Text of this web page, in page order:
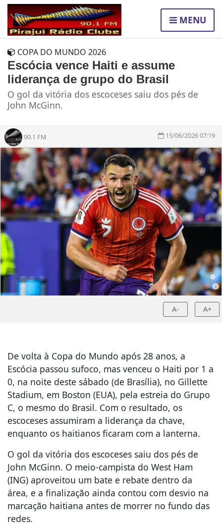
MENU
COPA DO MUNDO 2026
Escócia vence Haiti e assume
liderança de grupo do Brasil
O gol da vitória dos escoceses saiu dos pés de
John McGinn.
90.1 FM 15/06/2026 07:19
A- A+
De volta à Copa do Mundo após 28 anos, a
Escócia passou sufoco, mas venceu o Haiti por 1 a
0, na noite deste sábado (de Brasília), no Gillette
Stadium, em Boston (EUA), pela estreia do Grupo
C, o mesmo do Brasil. Com o resultado, os
escoceses assumiram a liderança da chave,
enquanto os haitianos ficaram com a lanterna.
O gol da vitória dos escoceses saiu dos pés de
John McGinn. O meio-campista do West Ham
(ING) aproveitou um bate e rebate dentro da
área, e a finalização ainda contou com desvio na
marcação haitiana antes de morrer no fundo das
redes.